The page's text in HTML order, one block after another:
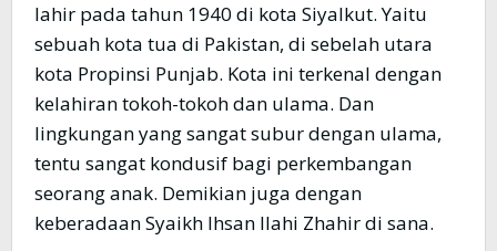
lahir pada tahun 1940 di kota Siyalkut. Yaitu
sebuah kota tua di Pakistan, di sebelah utara
kota Propinsi Punjab. Kota ini terkenal dengan
kelahiran tokoh-tokoh dan ulama. Dan
lingkungan yang sangat subur dengan ulama,
tentu sangat kondusif bagi perkembangan
seorang anak. Demikian juga dengan
keberadaan Syaikh Ihsan Ilahi Zhahir di sana.